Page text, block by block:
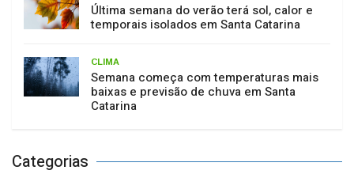
Última semana do verão terá sol, calor e
temporais isolados em Santa Catarina
CLIMA
Semana começa com temperaturas mais
baixas e previsão de chuva em Santa
Catarina
Categorias